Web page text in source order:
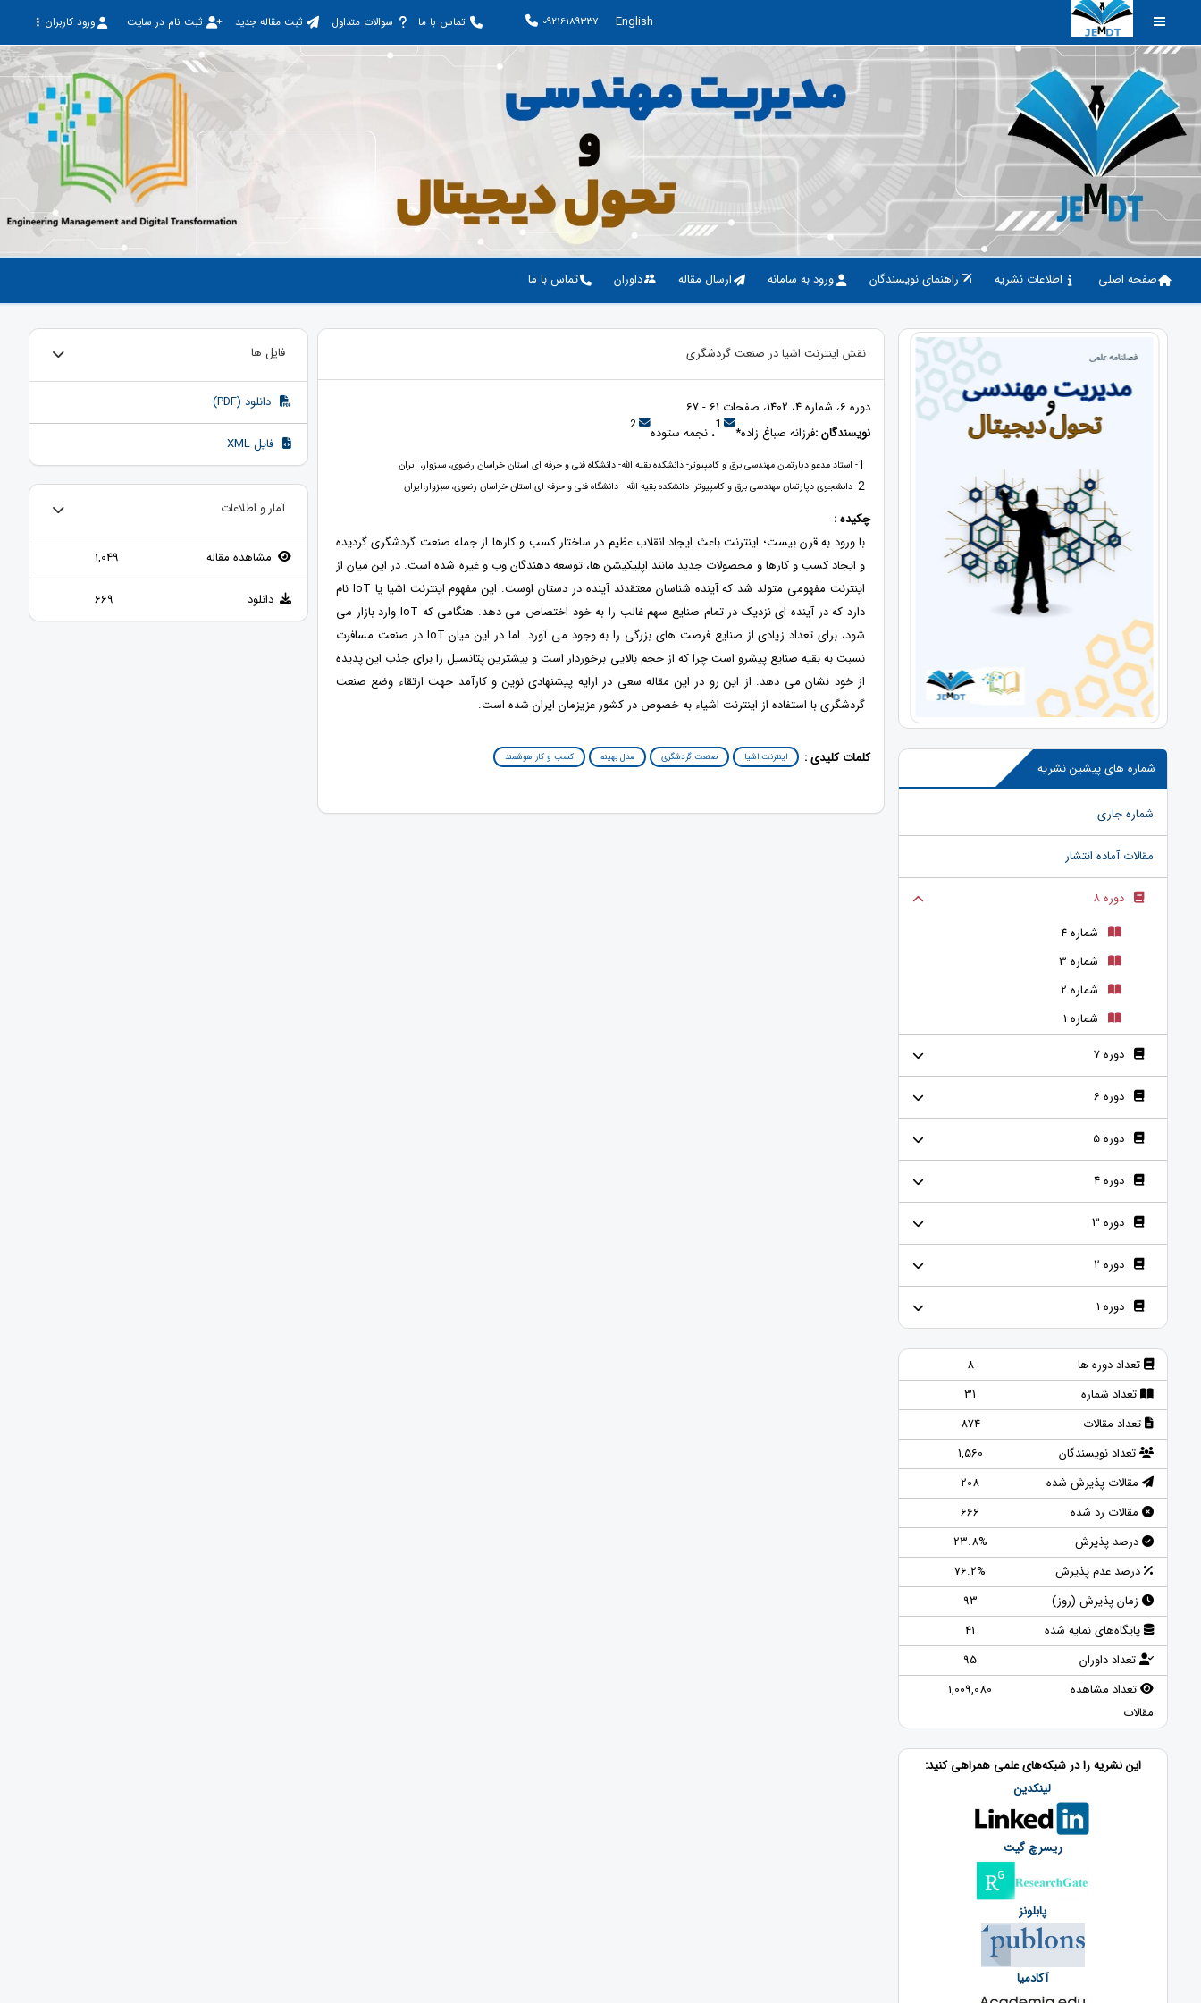
English
09216189337 تماس با ما سوالات متداول ثبت مقاله جدید ثبت نام در سایت ورود کاربران
صفحه اصلی اطلاعات نشریه راهنمای نویسندگان ورود به سامانه ارسال مقاله داوران تماس با ما
شماره های پیشین نشریه
شماره جاری
مقالات آماده انتشار
دوره 8
شماره 4
شماره 3
شماره 2
شماره 1
دوره 7
دوره 6
دوره 5
دوره 4
دوره 3
دوره 2
دوره 1
تعداد دوره ها
8
تعداد شماره
31
تعداد مقالات
874
تعداد نویسندگان
1,560
مقالات پذیرش شده
208
مقالات رد شده
666
درصد پذیرش
23.8%
درصد عدم پذیرش
76.2%
زمان پذیرش (روز)
93
پایگاه‌های نمایه شده
41
تعداد داوران
95
تعداد مشاهده
مقالات
1,009,080
این نشریه را در شبکه‌های علمی همراهی کنید:
لینکدین
ریسرچ گیت
پابلونز
آکادمیا
نقش اینترنت اشیا در صنعت گردشگری
دوره 6، شماره 4، 1402، صفحات 61 - 67
نویسندگان :فرزانه صباغ زاده* 1، نجمه ستوده 2
1- استاد مدعو دپارتمان مهندسی برق و کامپیوتر- دانشکده بقیه الله- دانشگاه فنی و حرفه ای استان خراسان رضوی، سبزوار، ایران
2- دانشجوی دپارتمان مهندسی برق و کامپیوتر- دانشکده بقیه الله - دانشگاه فنی و حرفه ای استان خراسان رضوی، سبزوار،ایران
چکیده :
با ورود به قرن بیست؛ اینترنت باعث ایجاد انقلاب عظیم در ساختار کسب و کارها از جمله صنعت گردشگری گردیده
و ایجاد کسب و کارها و محصولات جدید مانند اپلیکیشن ها، توسعه دهندگان وب و غیره شده است. در این میان از
اینترنت مفهومی متولد شد که آینده شناسان معتقدند آینده در دستان اوست. این مفهوم اینترنت اشیا یا IoT نام
دارد که در آینده ای نزدیک در تمام صنایع سهم غالب را به خود اختصاص می دهد. هنگامی که IoT وارد بازار می
شود، برای تعداد زیادی از صنایع فرصت های بزرگی را به وجود می آورد. اما در این میان IoT در صنعت مسافرت
نسبت به بقیه صنایع پیشرو است چرا که از حجم بالایی برخوردار است و بیشترین پتانسیل را برای جذب این پدیده
از خود نشان می دهد. از این رو در این مقاله سعی در ارایه پیشنهادی نوین و کارآمد جهت ارتقاء وضع صنعت
گردشگری با استفاده از اینترنت اشیاء به خصوص در کشور عزیزمان ایران شده است.
کلمات کلیدی : اینترنت اشیا صنعت گردشگری مدل بهینه کسب و کار هوشمند
فایل ها
دانلود (PDF)
فایل XML
آمار و اطلاعات
مشاهده مقاله 1,049
دانلود 669